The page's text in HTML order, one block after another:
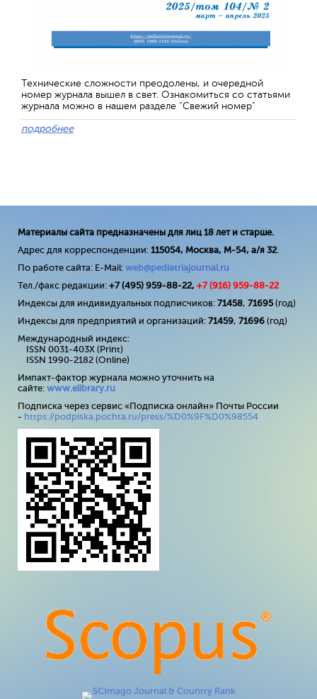
Технические сложности преодолены, и очередной
номер журнала вышел в свет. Ознакомиться со статьями
журнала можно в нашем разделе "Свежий номер"
подробнее
Материалы сайта предназначены для лиц 18 лет и старше.
Адрес для корреспонденции: 115054, Москва, М-54, а/я 32.
По работе сайта: E-Mail: web@pediatriajournal.ru
Тел./факс редакции: +7 (495) 959-88-22, +7 (916) 959-88-22
Индексы для индивидуальных подписчиков: 71458, 71695(год)
Индексы для предприятий и организаций: 71459, 71696 (год)
Международный индекс:
ISSN 0031-403X (Print)
ISSN 1990-2182 (Online)
Импакт-фактор журнала можно уточнить на
сайте: www.elibrary.ru
Подписка через сервис «Подписка онлайн» Почты России
- https://podpiska.pochta.ru/press/%D0%9F%D0%98554